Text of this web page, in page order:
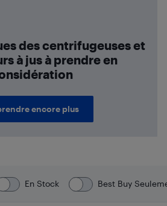
des centrifugeuses et
à jus à prendre en
encore plus
En Stock Best Buy